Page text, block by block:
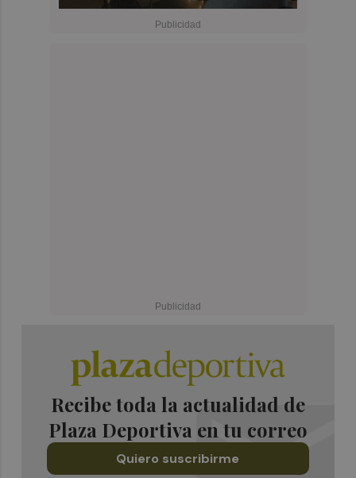
Recibe toda la actualidad de
Plaza Deportiva en tu correo
Quiero suscribirme